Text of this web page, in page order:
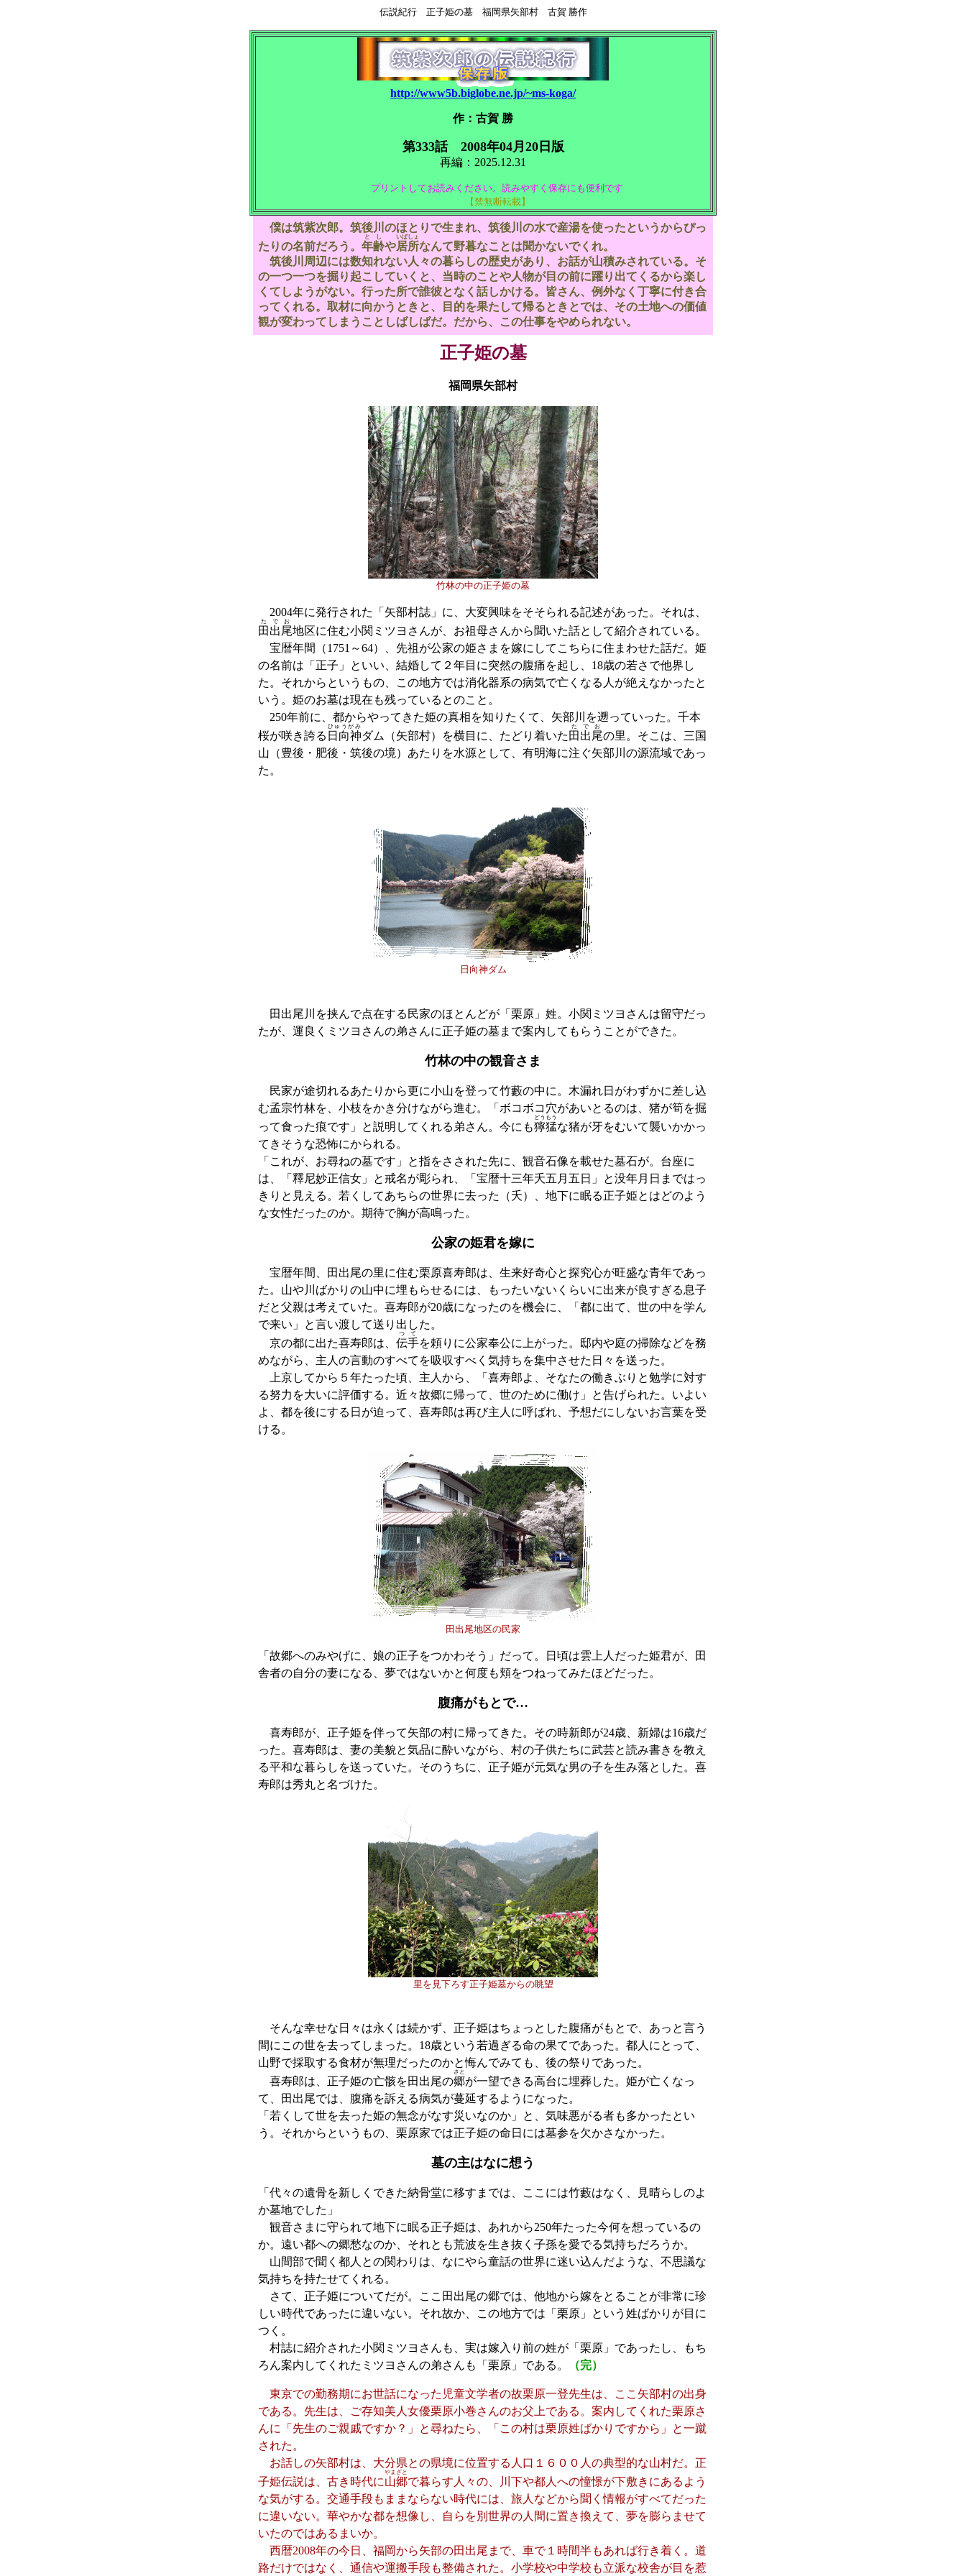
伝説紀行 正子姫の墓 福岡県矢部村 古賀 勝作
http://www5b.biglobe.ne.jp/~ms-koga/
作：古賀 勝
第333話 2008年04月20日版
再編：2025.12.31
プリントしてお読みください。読みやすく保存にも便利です
【禁無断転載】
僕は筑紫次郎。筑後川のほとりで生まれ、筑後川の水で産湯を使ったというからぴっ
たりの名前だろう。 年齢
とし
や居所
いばしょ
なんて野暮なことは聞かないでくれ。
筑後川周辺には数知れない人々の暮らしの歴史があり、お話が山積みされている。そ
の一つ一つを掘り起こしていくと、当時のことや人物が目の前に躍り出てくるから楽し
くてしようがない。行った所で誰彼となく話しかける。皆さん、例外なく丁寧に付き合
ってくれる。取材に向かうときと、目的を果たして帰るときとでは、その土地への価値
観が変わってしまうことしばしばだ。だから、この仕事をやめられない。
正子姫の墓
福岡県矢部村
竹林の中の正子姫の墓
2004年に発行された「矢部村誌」に、大変興味をそそられる記述があった。それは、
田出尾
たでお
地区に住む小関ミツヨさんが、お祖母さんから聞いた話として紹介されている。
宝暦年間（1751～64）、先祖が公家の姫さまを嫁にしてこちらに住まわせた話だ。姫
の名前は「正子」といい、結婚して２年目に突然の腹痛を起し、18歳の若さで他界し
た。それからというもの、この地方では消化器系の病気で亡くなる人が絶えなかったと
いう。姫のお墓は現在も残っているとのこと。
250年前に、都からやってきた姫の真相を知りたくて、矢部川を遡っていった。千本
桜が咲き誇る 日向神
ひゅうがみ
ダム（矢部村）を横目に、たどり着いた 田出尾
たでお
の里。そこは、三国
山（豊後・肥後・筑後の境）あたりを水源として、有明海に注ぐ矢部川の源流域であっ
た。
日向神ダム
田出尾川を挟んで点在する民家のほとんどが「栗原」姓。小関ミツヨさんは留守だっ
たが、運良くミツヨさんの弟さんに正子姫の墓まで案内してもらうことができた。
竹林の中の観音さま
民家が途切れるあたりから更に小山を登って竹藪の中に。木漏れ日がわずかに差し込
む孟宗竹林を、小枝をかき分けながら進む。「ボコボコ穴があいとるのは、猪が筍を掘
って食った痕です」と説明してくれる弟さん。今にも獰猛
どうもう
な猪が牙をむいて襲いかかっ
てきそうな恐怖にかられる。
「これが、お尋ねの墓です」と指をさされた先に、観音石像を載せた墓石が。台座に
は、「釋尼妙正信女」と戒名が彫られ、「宝暦十三年夭五月五日」と没年月日まではっ
きりと見える。若くしてあちらの世界に去った（夭）、地下に眠る正子姫とはどのよう
な女性だったのか。期待で胸が高鳴った。
公家の姫君を嫁に
宝暦年間、田出尾の里に住む栗原喜寿郎は、生来好奇心と探究心が旺盛な青年であっ
た。山や川ばかりの山中に埋もらせるには、もったいないくらいに出来が良すぎる息子
だと父親は考えていた。喜寿郎が20歳になったのを機会に、「都に出て、世の中を学ん
で来い」と言い渡して送り出した。
京の都に出た喜寿郎は、 伝手
つて
を頼りに公家奉公に上がった。邸内や庭の掃除などを務
めながら、主人の言動のすべてを吸収すべく気持ちを集中させた日々を送った。
上京してから５年たった頃、主人から、「喜寿郎よ、そなたの働きぶりと勉学に対す
る努力を大いに評価する。近々故郷に帰って、世のために働け」と告げられた。いよい
よ、都を後にする日が迫って、喜寿郎は再び主人に呼ばれ、予想だにしないお言葉を受
ける。
田出尾地区の民家
「故郷へのみやげに、娘の正子をつかわそう」だって。日頃は雲上人だった姫君が、田
舎者の自分の妻になる、夢ではないかと何度も頬をつねってみたほどだった。
腹痛がもとで…
喜寿郎が、正子姫を伴って矢部の村に帰ってきた。その時新郎が24歳、新婦は16歳だ
った。喜寿郎は、妻の美貌と気品に酔いながら、村の子供たちに武芸と読み書きを教え
る平和な暮らしを送っていた。そのうちに、正子姫が元気な男の子を生み落とした。喜
寿郎は秀丸と名づけた。
里を見下ろす正子姫墓からの眺望
そんな幸せな日々は永くは続かず、正子姫はちょっとした腹痛がもとで、あっと言う
間にこの世を去ってしまった。18歳という若過ぎる命の果てであった。都人にとって、
山野で採取する食材が無理だったのかと悔んでみても、後の祭りであった。
喜寿郎は、正子姫の亡骸を田出尾の郷
さと
が一望できる高台に埋葬した。姫が亡くなっ
て、田出尾では、腹痛を訴える病気が蔓延するようになった。
「若くして世を去った姫の無念がなす災いなのか」と、気味悪がる者も多かったとい
う。それからというもの、栗原家では正子姫の命日には墓参を欠かさなかった。
墓の主はなに想う
「代々の遺骨を新しくできた納骨堂に移すまでは、ここには竹藪はなく、見晴らしのよ
か墓地でした」
観音さまに守られて地下に眠る正子姫は、あれから250年たった今何を想っているの
か。遠い都への郷愁なのか、それとも荒波を生き抜く子孫を愛でる気持ちだろうか。
山間部で聞く都人との関わりは、なにやら童話の世界に迷い込んだような、不思議な
気持ちを持たせてくれる。
さて、正子姫についてだが。ここ田出尾の郷では、他地から嫁をとることが非常に珍
しい時代であったに違いない。それ故か、この地方では「栗原」という姓ばかりが目に
つく。
村誌に紹介された小関ミツヨさんも、実は嫁入り前の姓が「栗原」であったし、もち
ろん案内してくれたミツヨさんの弟さんも「栗原」である。
（完）
東京での勤務期にお世話になった児童文学者の故栗原一登先生は、ここ矢部村の出身
である。先生は、ご存知美人女優栗原小巻さんのお父上である。案内してくれた栗原さ
んに「先生のご親戚ですか？」と尋ねたら、「この村は栗原姓ばかりですから」と一蹴
された。
お話しの矢部村は、大分県との県境に位置する人口１６００人の典型的な山村だ。正
子姫伝説は、古き時代に山郷
やまざと
で暮らす人々の、川下や都人への憧憬が下敷きにあるよう
な気がする。交通手段もままならない時代には、旅人などから聞く情報がすべてだった
に違いない。華やかな都を想像し、自らを別世界の人間に置き換えて、夢を膨らませて
いたのではあるまいか。
西暦2008年の今日、福岡から矢部の田出尾まで、車で１時間半もあれば行き着く。道
路だけではなく、通信や運搬手段も整備された。小学校や中学校も立派な校舎が目を惹